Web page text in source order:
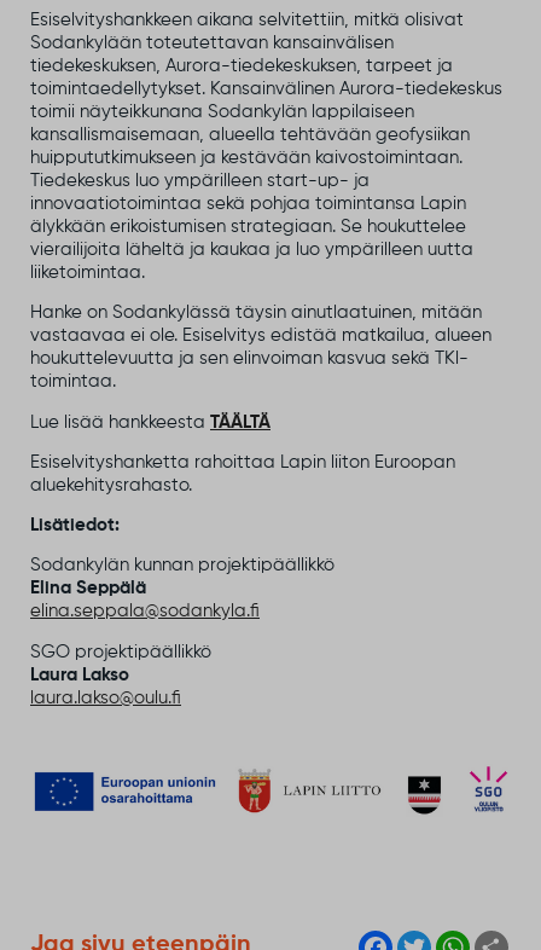
Esiselvityshankkeen aikana selvitettiin, mitkä olisivat
Sodankylään toteutettavan kansainvälisen
tiedekeskuksen, Aurora-tiedekeskuksen, tarpeet ja
toimintaedellytykset. Kansainvälinen Aurora-tiedekeskus
toimii näyteikkunana Sodankylän lappilaiseen
kansallismaisemaan, alueella tehtävään geofysiikan
huippututkimukseen ja kestävään kaivostoimintaan.
Tiedekeskus luo ympärilleen start-up- ja
innovaatiotoimintaa sekä pohjaa toimintansa Lapin
älykkään erikoistumisen strategiaan. Se houkuttelee
vierailijoita läheltä ja kaukaa ja luo ympärilleen uutta
liiketoimintaa.
Hanke on Sodankylässä täysin ainutlaatuinen, mitään
vastaavaa ei ole. Esiselvitys edistää matkailua, alueen
houkuttelevuutta ja sen elinvoiman kasvua sekä TKl-
toimintaa.
Lue lisää hankkeesta TÄÄLTÄ
Esiselvityshanketta rahoittaa Lapin liiton Euroopan
aluekehitysrahasto.
Lisätiedot:
Sodankylän kunnan projektipäällikkö
Elina Seppälä
elina.seppala@sodankyla.fi
SGO projektipäällikkö
Laura Lakso
laura.lakso@oulu.fi
Jaa sivu eteenpäin
F
T
W